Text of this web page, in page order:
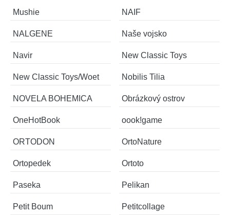
Mushie NAIF
NALGENE Naše vojsko
Navir New Classic Toys
New Classic Toys/Woet Nobilis Tilia
NOVELA BOHEMICA Obrázkový ostrov
OneHotBook oook!game
ORTODON OrtoNature
Ortopedek Ortoto
Paseka Pelikan
Petit Boum Petitcollage